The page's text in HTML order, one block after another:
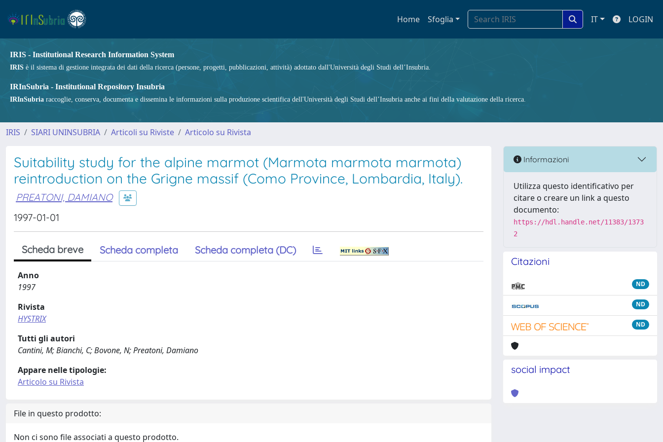
Home Sfoglia IT LOGIN
IRIS - Institutional Research Information System
IRIS è il sistema di gestione integrata dei dati della ricerca (persone, progetti, pubblicazioni, attività) adottato dall'Università degli Studi dell’Insubria.
IRInSubria - Institutional Repository Insubria
IRInSubria raccoglie, conserva, documenta e dissemina le informazioni sulla produzione scientifica dell'Università degli Studi dell’Insubria anche ai fini della valutazione della ricerca.
IRIS SIARI UNINSUBRIA Articoli su Riviste Articolo su Rivista
Suitability study for the alpine marmot (Marmota marmota marmota)
reintroduction on the Grigne massif (Como Province, Lombardia, Italy).
PREATONI, DAMIANO
1997-01-01
Scheda breve Scheda completa Scheda completa (DC)
Anno
1997
Rivista
HYSTRIX
Tutti gli autori
Cantini, M; Bianchi, C; Bovone, N; Preatoni, Damiano
Appare nelle tipologie:
Articolo su Rivista
File in questo prodotto:
Non ci sono file associati a questo prodotto.
Informazioni
Utilizza questo identificativo per
citare o creare un link a questo
documento:
https://hdl.handle.net/11383/1373
2
Citazioni
ND
ND
ND
social impact